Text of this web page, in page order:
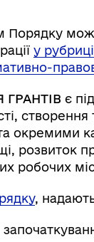
Порядку
у
є
окремими
розвиток
робочих
,